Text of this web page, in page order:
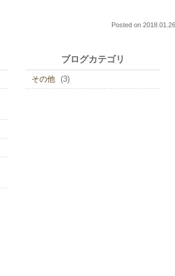
Posted on
ブログカテゴリ
その他 (3)